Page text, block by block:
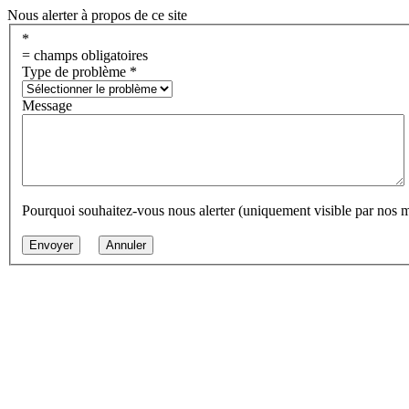
Nous alerter à propos de ce site
*
= champs obligatoires
Type de problème *
Message
Pourquoi souhaitez-vous nous alerter (uniquement visible par nos